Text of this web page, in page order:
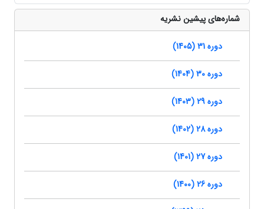
شماره‌های پیشین نشریه
دوره 31 (1405)
دوره 30 (1404)
دوره 29 (1403)
دوره 28 (1402)
دوره 27 (1401)
دوره 26 (1400)